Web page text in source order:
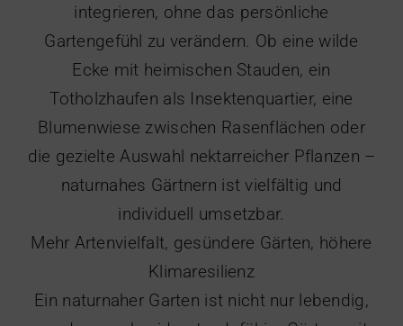
integrieren, ohne das persönliche
Gartengefühl zu verändern. Ob eine wilde
Ecke mit heimischen Stauden, ein
Totholzhaufen als Insektenquartier, eine
Blumenwiese zwischen Rasenflächen oder
die gezielte Auswahl nektarreicher Pflanzen –
naturnahes Gärtnern ist vielfältig und
individuell umsetzbar.
Mehr Artenvielfalt, gesündere Gärten, höhere
Klimaresilienz
Ein naturnaher Garten ist nicht nur lebendig,